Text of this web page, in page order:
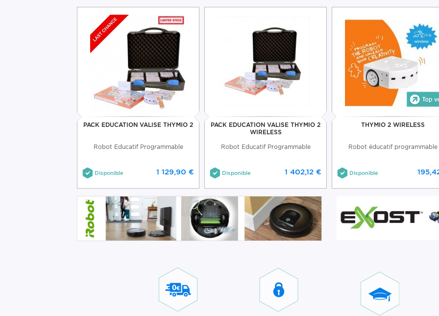
PACK EDUCATION VALISE THYMIO 2
Robot Educatif Programmable
Disponible 1 129,90 €
PACK EDUCATION VALISE THYMIO 2
WIRELESS
Robot Educatif Programmable
Disponible 1 402,12 €
THYMIO 2 WIRELESS
Robot éducatif programmable
Disponible